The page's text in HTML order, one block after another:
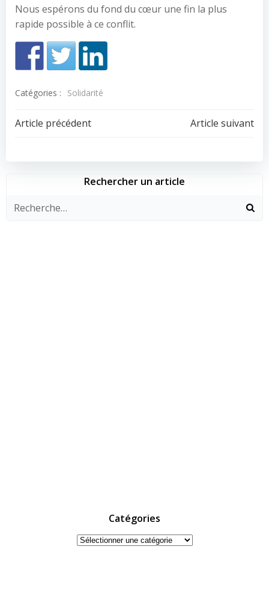
Nous espérons du fond du cœur une fin la plus
rapide possible à ce conflit.
Catégories : Solidarité
Navigation
de
l’article
Article précédent
Navigation
de
l’article
Article suivant
Rechercher un article
Catégories
Catégories